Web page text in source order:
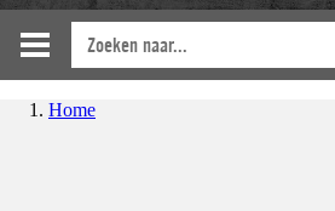
Home